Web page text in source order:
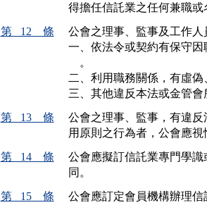
得擔任信託業之任何兼職或
第 12 條
公會之理事、監事及工作
一、依法令或契約有保守
    。
二、利用職務關係，有虛
三、其他違反本法或金管
第 13 條
公會之理事、監事，有違
用原則之行為者，公會應
第 14 條
公會應擬訂信託業專門學
同。
第 15 條
公會應訂定會員機構辦理